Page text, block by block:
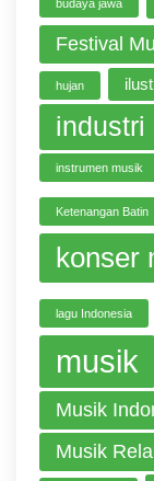
budaya jawa
Festival
hujan
industri
instrumen musik
Ketenangan Batin
konser
lagu Indonesia
musik
Musik
Musik